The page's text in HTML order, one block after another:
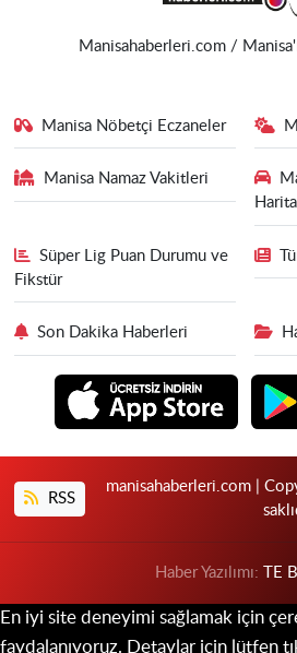
Manisahaberleri.com /
Manisa Nöbetçi Eczaneler
Manisa Namaz Vakitleri
Süper Lig Puan Durumu ve
Fikstür
Son Dakika Haberleri
RSS
manisahaberleri.com |
Haber Yazılımı: TE
En iyi site deneyimi sağlamak için
faydalanıyoruz. Detaylar için lütfen